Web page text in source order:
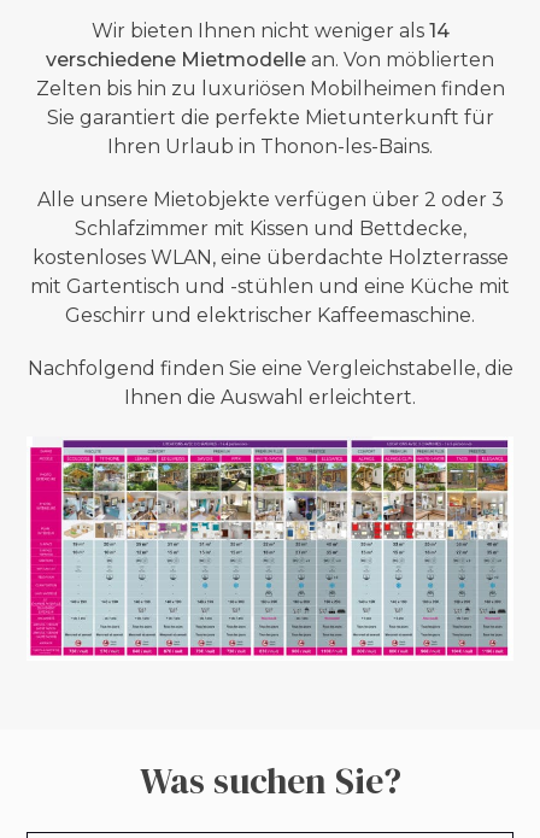
Wir bieten Ihnen nicht weniger als 14
verschiedene Mietmodelle an. Von möblierten
Zelten bis hin zu luxuriösen Mobilheimen finden
Sie garantiert die perfekte Mietunterkunft für
Ihren Urlaub in Thonon-les-Bains.
Alle unsere Mietobjekte verfügen über 2 oder 3
Schlafzimmer mit Kissen und Bettdecke,
kostenloses WLAN, eine überdachte Holzterrasse
mit Gartentisch und -stühlen und eine Küche mit
Geschirr und elektrischer Kaffeemaschine.
Nachfolgend finden Sie eine Vergleichstabelle, die
Ihnen die Auswahl erleichtert.
Was suchen Sie?